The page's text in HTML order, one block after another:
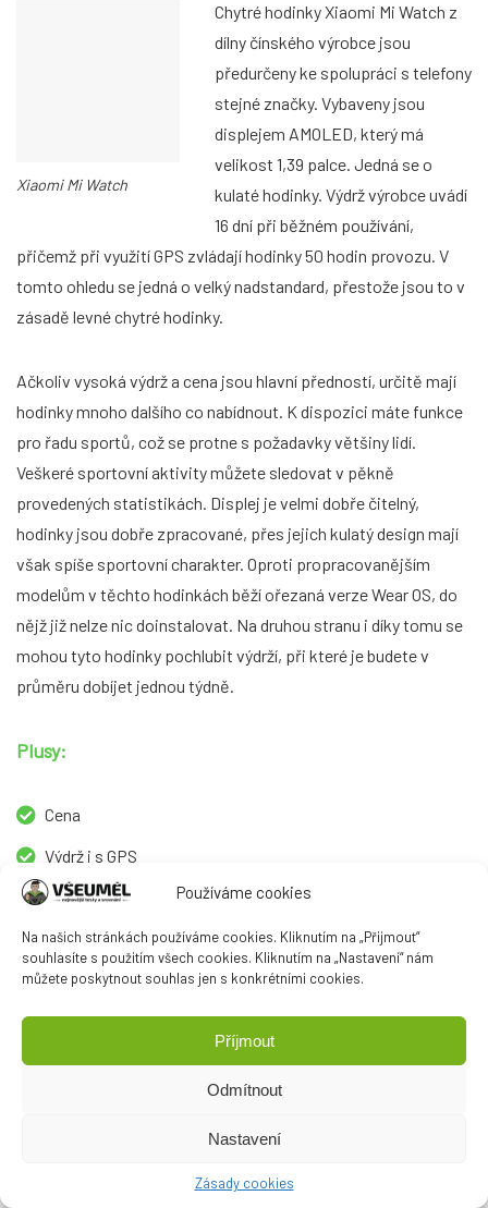
Používáme cookies
Na našich stránkách používáme cookies. Kliknutím na „Přijmout“
souhlasíte s použitím všech cookies. Kliknutím na „Nastavení“ nám
můžete poskytnout souhlas jen s konkrétními cookies.
Příjmout
Odmítnout
Nastavení
Zásady cookies
Xiaomi Mi Watch
Chytré hodinky Xiaomi Mi Watch z
dílny čínského výrobce jsou
předurčeny ke spolupráci s telefony
stejné značky. Vybaveny jsou
displejem AMOLED, který má
velikost 1,39 palce. Jedná se o
kulaté hodinky. Výdrž výrobce uvádí
16 dní při běžném používání,
přičemž při využití GPS zvládají hodinky 50 hodin provozu. V
tomto ohledu se jedná o velký nadstandard, přestože jsou to v
zásadě levné chytré hodinky.
Ačkoliv vysoká výdrž a cena jsou hlavní předností, určitě mají
hodinky mnoho dalšího co nabídnout. K dispozici máte funkce
pro řadu sportů, což se protne s požadavky většiny lidí.
Veškeré sportovní aktivity můžete sledovat v pěkně
provedených statistikách. Displej je velmi dobře čitelný,
hodinky jsou dobře zpracované, přes jejich kulatý design mají
však spíše sportovní charakter. Oproti propracovanějším
modelům v těchto hodinkách běží ořezaná verze Wear OS, do
nějž již nelze nic doinstalovat. Na druhou stranu i díky tomu se
mohou tyto hodinky pochlubit výdrží, při které je budete v
průměru dobíjet jednou týdně.
Plusy:
Cena
Výdrž i s GPS
Mnoho sportů i zdravotních funkcí
Mínusy:
Porovnat ceny